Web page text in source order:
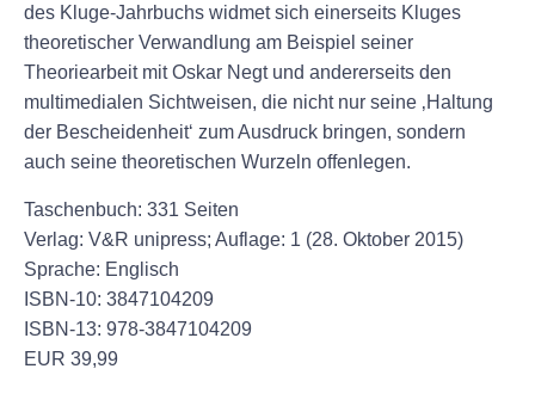
des Kluge-Jahrbuchs widmet sich einerseits Kluges
theoretischer Verwandlung am Beispiel seiner
Theoriearbeit mit Oskar Negt und andererseits den
multimedialen Sichtweisen, die nicht nur seine ‚Haltung
der Bescheidenheit‘ zum Ausdruck bringen, sondern
auch seine theoretischen Wurzeln offenlegen.
Taschenbuch: 331 Seiten
Verlag: V&R unipress; Auflage: 1 (28. Oktober 2015)
Sprache: Englisch
ISBN-10: 3847104209
ISBN-13: 978-3847104209
EUR 39,99